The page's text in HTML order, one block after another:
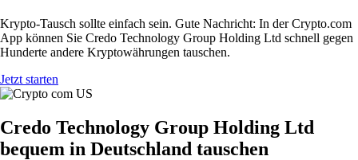
Krypto-Tausch sollte einfach sein. Gute Nachricht: In der Crypto.com
App können Sie Credo Technology Group Holding Ltd schnell gegen
Hunderte andere Kryptowährungen tauschen.
Jetzt starten
Credo Technology Group Holding Ltd
bequem in Deutschland tauschen